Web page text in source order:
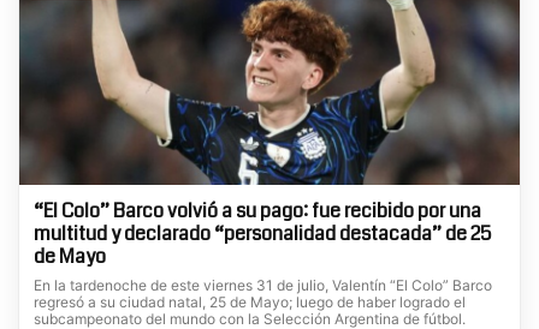
“El Colo” Barco volvió a su pago: fue recibido por una
multitud y declarado “personalidad destacada” de 25
de Mayo
En la tardenoche de este viernes 31 de julio, Valentín “El Colo” Barco
regresó a su ciudad natal, 25 de Mayo; luego de haber logrado el
subcampeonato del mundo con la Selección Argentina de fútbol.